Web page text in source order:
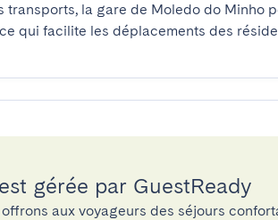
transports, la gare de Moledo do Minho
qui facilite les déplacements des
gérée par GuestReady
aux voyageurs des séjours